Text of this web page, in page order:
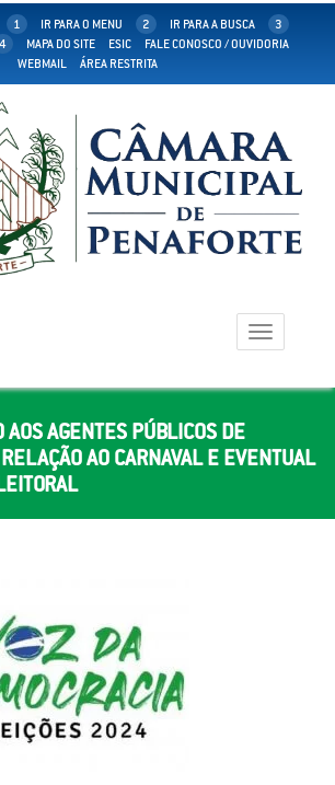
1 IR PARA O MENU 2 IR PARA A BUSCA
3
4 MAPA DO SITE ESIC
FALE CONOSCO / OUVIDORIA
WEBMAIL
ÁREA RESTRITA
Toggle
navigation
AOS AGENTES PÚBLICOS DE
AO CARNAVAL E EVENTUAL